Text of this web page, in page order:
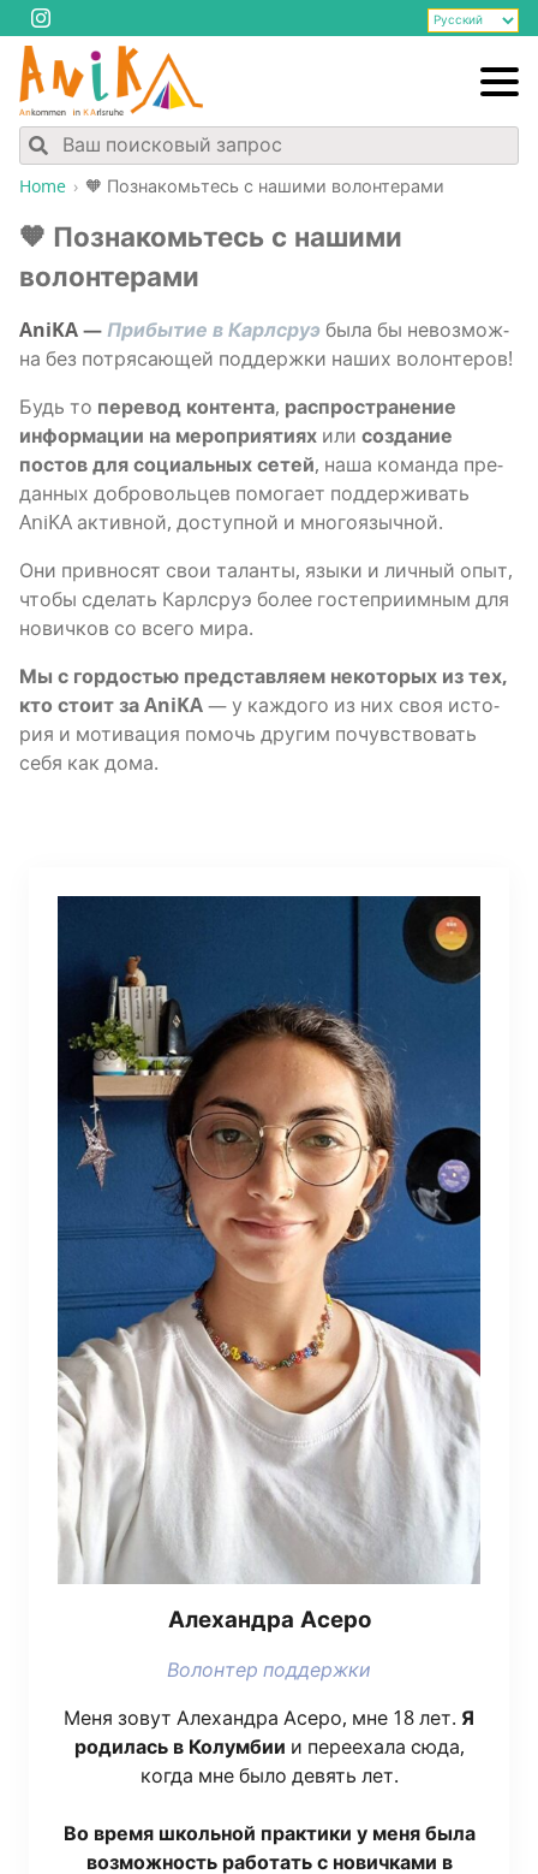
Home 🧡 Позна­комь­тесь с наши­ми волонтерами
🧡 Позна­комь­тесь с наши­ми
волонтерами
AniKA —При­бы­тие в Карлсруэ была бы невоз­мож­
на без потря­са­ю­щей под­держ­ки наших волонтеров!
Будь то пере­вод кон­тен­та, рас­про­стра­не­ние
инфор­ма­ции на меро­при­я­ти­ях или созда­ние
постов для соци­аль­ных сетей, наша коман­да пре­
дан­ных доб­ро­воль­цев помо­га­ет под­дер­жи­вать
AniKA актив­ной, доступ­ной и многоязычной.
Они при­вно­сят свои талан­ты, язы­ки и лич­ный опыт,
что­бы сде­лать Карлсруэ более госте­при­им­ным для
нович­ков со все­го мира.
Мы с гор­до­стью пред­став­ля­ем неко­то­рых из тех,
кто сто­ит за AniKA— у каж­до­го из них своя исто­
рия и моти­ва­ция помочь дру­гим почув­ство­вать
себя как дома.
Але­ханд­ра Асеро
Волон­тер поддержки
Меня зовут Але­ханд­ра Асе­ро, мне 18 лет. Я
роди­лась в Колум­бии и пере­еха­ла сюда,
когда мне было девять лет.
Во вре­мя школь­ной прак­ти­ки у меня была
воз­мож­ность рабо­тать с нович­ка­ми в